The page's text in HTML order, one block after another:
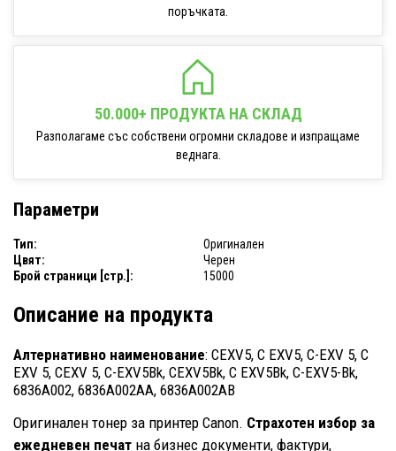
поръчката.
50.000+ ПРОДУКТА НА СКЛАД
Разполагаме със собствени огромни складове и изпращаме
веднага.
Параметри
Тип:
Оригинален
Цвят:
Черен
Брой страници [стр.]:
15000
Описание на продукта
Алтернативно наименование: CEXV5, C EXV5, C-EXV 5, C
EXV 5, CEXV 5, C-EXV5Bk, CEXV5Bk, C EXV5Bk, C-EXV5-Bk,
6836A002, 6836A002AA, 6836A002AB
Оригинален тонер за принтер Canon. Страхотен избор за
ежедневен печат на бизнес документи, фактури,